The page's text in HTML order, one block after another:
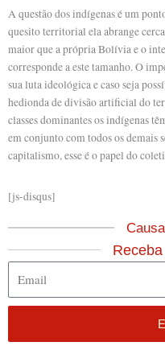
A questão dos indígenas é um
quesito territorial ela abrange
maior que a própria Bolívia e o
corresponde a este tamanho. O
sua luta ideológica e caso seja
hedionda de divisão artificial do
classes dominantes os indígenas
em conjunto com todos os demais
capitalismo, esse é o papel do
[js-disqus]